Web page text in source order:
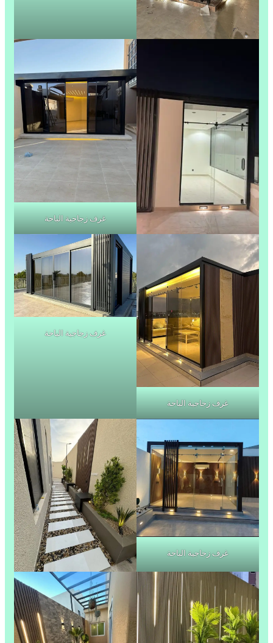
غرف زجاجية الباحة
غرف زجاجية الباحة
غرف زجاجية الباحة
غرف زجاجية الباحة